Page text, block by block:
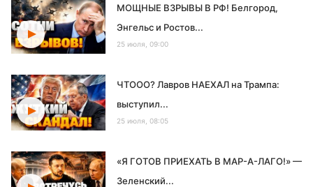
МОЩНЫЕ ВЗРЫВЫ В РФ! Белгород,
Энгельс и Ростов...
25 июля, 09:00
ЧТООО? Лавров НАЕХАЛ на Трампа:
выступил...
25 июля, 08:05
«Я ГОТОВ ПРИЕХАТЬ В МАР-А-ЛАГО!» —
Зеленский...